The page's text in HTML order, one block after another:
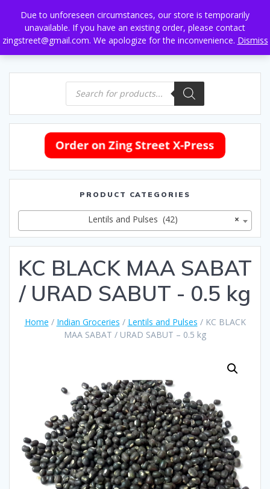
Due to unforeseen circumstances, our store is temporarily
unavailable. If you have an existing order, please contact
zingstreet@gmail.com. We apologize for the inconvenience. Dismiss
to
content
Products
search
PRODUCT CATEGORIES
×
Lentils and Pulses (42)
KC BLACK MAA SABAT
/ URAD SABUT - 0.5 kg
Home / Indian Groceries / Lentils and Pulses / KC BLACK
MAA SABAT / URAD SABUT – 0.5 kg